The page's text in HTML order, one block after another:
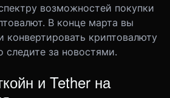
возможностей покупки
В конце марта вы
конвертировать криптовалюту
следите за новостями.
и Tether на